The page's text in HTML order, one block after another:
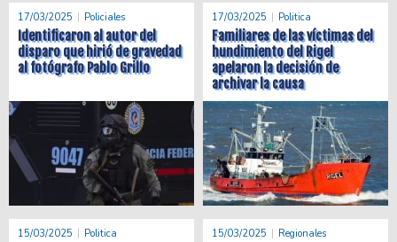
17/03/2025 Policiales
Identificaron al autor del
disparo que hirió de gravedad
al fotógrafo Pablo Grillo
17/03/2025 Politica
Familiares de las víctimas del
hundimiento del Rigel
apelaron la decisión de
archivar la causa
15/03/2025 Politica 15/03/2025 Regionales